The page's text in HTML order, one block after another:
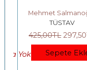
Yok)
Mehmet Salmanoğlu
TÜSTAV
425,00TL 297,50TL
Sepete Ekle